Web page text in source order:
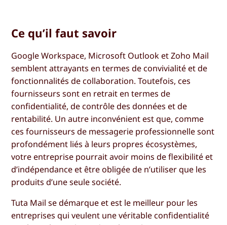
Ce qu’il faut savoir
Google Workspace, Microsoft Outlook et Zoho Mail
semblent attrayants en termes de convivialité et de
fonctionnalités de collaboration. Toutefois, ces
fournisseurs sont en retrait en termes de
confidentialité, de contrôle des données et de
rentabilité. Un autre inconvénient est que, comme
ces fournisseurs de messagerie professionnelle sont
profondément liés à leurs propres écosystèmes,
votre entreprise pourrait avoir moins de flexibilité et
d’indépendance et être obligée de n’utiliser que les
produits d’une seule société.
Tuta Mail se démarque et est le meilleur pour les
entreprises qui veulent une véritable confidentialité